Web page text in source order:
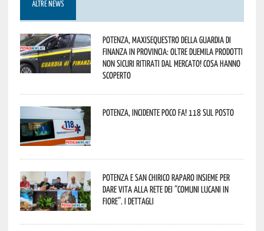
ALTRE NEWS
Potenza, maxisequestro della Guardia di
Finanza in provincia: oltre duemila prodotti
non sicuri ritirati dal mercato! Cosa hanno
scoperto
Potenza, incidente poco fa! 118 sul posto
Potenza e San Chirico Raparo insieme per
dare vita alla rete dei “Comuni Lucani in
Fiore”. I dettagli